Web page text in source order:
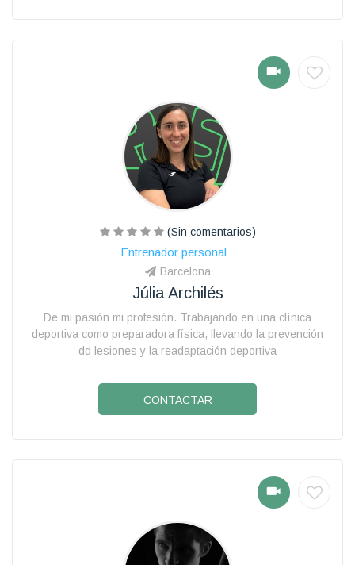
(Sin comentarios)
Entrenador personal
Barcelona
Júlia Archilés
De mi pasión mi profesión. Trabajando en una clínica
deportiva como preparadora física, llevando la prevención
dd lesiones y la readaptación deportiva
CONTACTAR